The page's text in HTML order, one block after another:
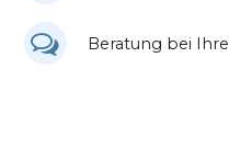
Beratung bei